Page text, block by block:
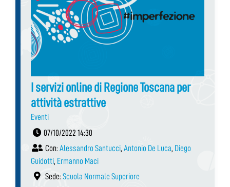
I servizi online di Regione Toscana per
attività estrattive
Eventi
07/10/2022 14:30
Con: Alessandro Santucci, Antonio De Luca, Diego
Guidotti, Ermanno Maci
Sede: Scuola Normale Superiore